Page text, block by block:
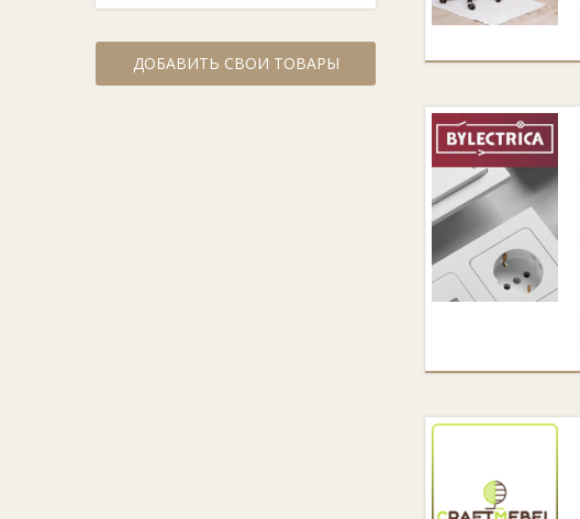
ДОБАВИТЬ СВОИ ТОВАРЫ